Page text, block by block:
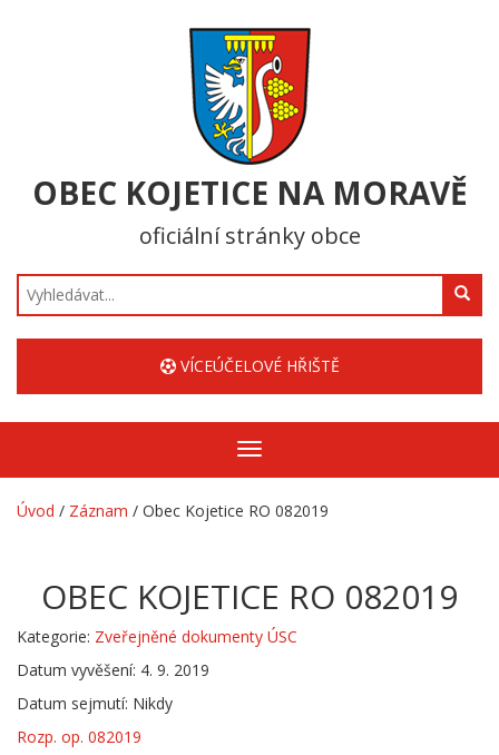
OBEC KOJETICE NA MORAVĚ
oficiální stránky obce
Hledat
VÍCEÚČELOVÉ HŘIŠTĚ
Zobrazit/skrýt
navigaci
Úvod / Záznam / Obec Kojetice RO 082019
OBEC KOJETICE RO 082019
Kategorie: Zveřejněné dokumenty ÚSC
Datum vyvěšení: 4. 9. 2019
Datum sejmutí: Nikdy
Rozp. op. 082019